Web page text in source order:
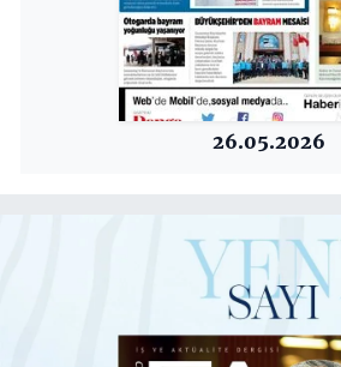
26.05.2026